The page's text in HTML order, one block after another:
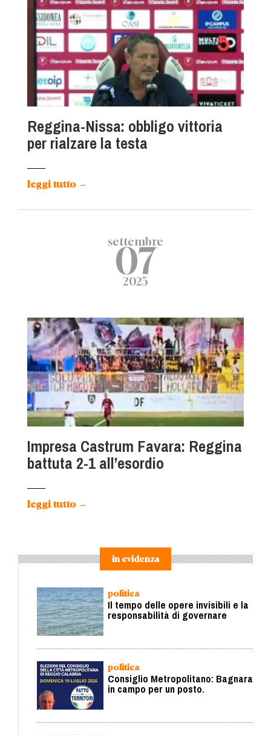
Reggina-Nissa: obbligo vittoria
per rialzare la testa
leggi tutto →
settembre
07
2025
Impresa Castrum Favara: Reggina
battuta 2-1 all’esordio
leggi tutto →
in evidenza
politica
Il tempo delle opere invisibili e la
responsabilità di governare
politica
Consiglio Metropolitano: Bagnara
in campo per un posto.